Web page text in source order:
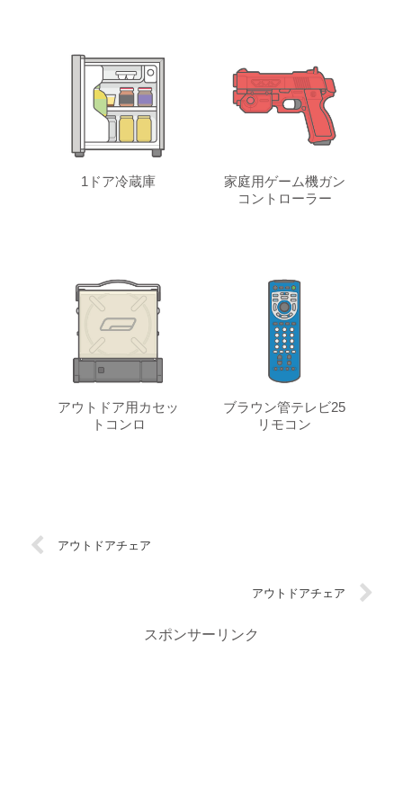
1ドア冷蔵庫
家庭用ゲーム機ガン
コントローラー
アウトドア用カセッ
トコンロ
ブラウン管テレビ25
リモコン
アウトドアチェア
アウトドアチェア
スポンサーリンク